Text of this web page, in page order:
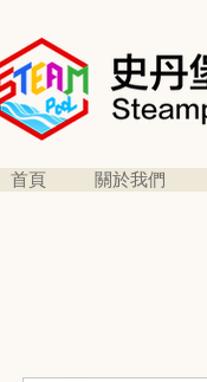
首頁 關於我們